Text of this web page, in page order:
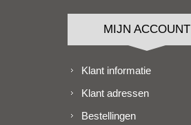
MIJN ACCOUNT
Klant informatie
Klant adressen
Bestellingen